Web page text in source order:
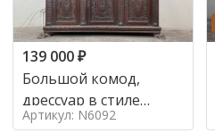
139 000₽
Большой комод,
дрессуар в стиле
ренессанс,
Артикул: N6092